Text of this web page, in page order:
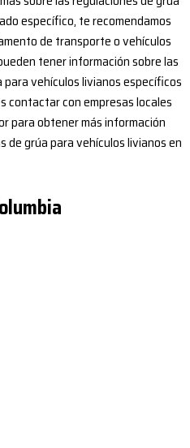
específico, te recomendamos
de transporte o vehículos
tener información sobre las
vehículos livianos específicos
contactar con empresas locales
para obtener más información
de grúa para vehículos livianos en